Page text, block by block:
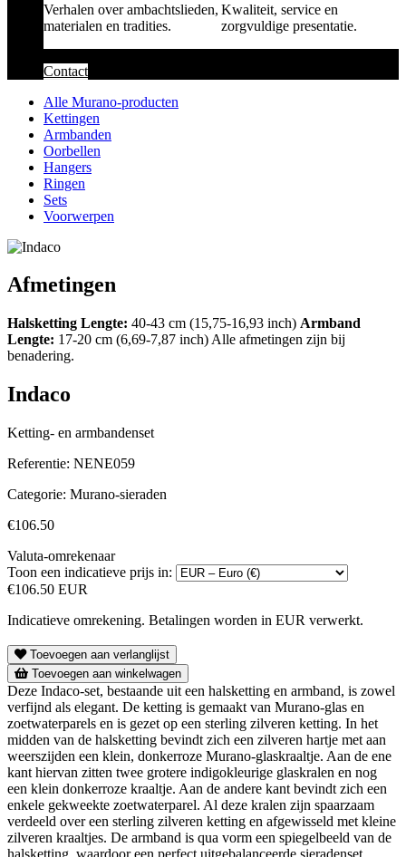
Verhalen over ambachtslieden,
materialen en tradities.
Kwaliteit, service en
zorgvuldige presentatie.
Contact
Alle Murano-producten
Kettingen
Armbanden
Oorbellen
Hangers
Ringen
Sets
Voorwerpen
Afmetingen
Halsketting Lengte: 40-43 cm (15,75-16,93 inch) Armband
Lengte: 17-20 cm (6,69-7,87 inch) Alle afmetingen zijn bij
benadering.
Indaco
Ketting- en armbandenset
Referentie: NENE059
Categorie: Murano-sieraden
€106.50
Valuta-omrekenaar
Toon een indicatieve prijs in:
€106.50 EUR
Indicatieve omrekening. Betalingen worden in EUR verwerkt.
Toevoegen aan verlanglijst
Toevoegen aan winkelwagen
Deze Indaco-set, bestaande uit een halsketting en armband, is zowel
verfijnd als elegant. De ketting is gemaakt van Murano-glas en
zoetwaterparels en is gezet op een sterling zilveren ketting. In het
midden van de halsketting bevindt zich een zilveren hartje met aan
weerszijden een klein, donkerroze Murano-glaskraaltje. Aan de ene
kant hiervan zitten twee grotere indigokleurige glaskralen en nog
een klein donkerroze kraaltje. Aan de andere kant bevindt zich een
enkele gekweekte zoetwaterparel. Al deze kralen zijn spaarzaam
verdeeld over een sterling zilveren ketting en afgewisseld met kleine
zilveren kraaltjes. De armband is qua vorm een spiegelbeeld van de